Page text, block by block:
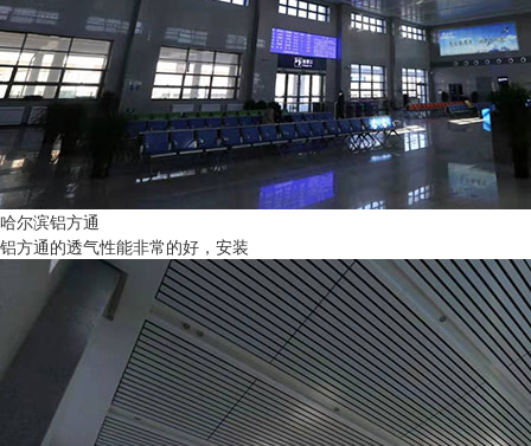
哈尔滨铝方通
铝方通的透气性能非常的好，安装